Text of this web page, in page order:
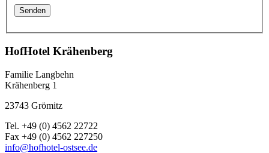
HofHotel Krähenberg
Familie Langbehn
Krähenberg 1
23743 Grömitz
Tel. +49 (0) 4562 22722
Fax +49 (0) 4562 227250
info@hofhotel-ostsee.de